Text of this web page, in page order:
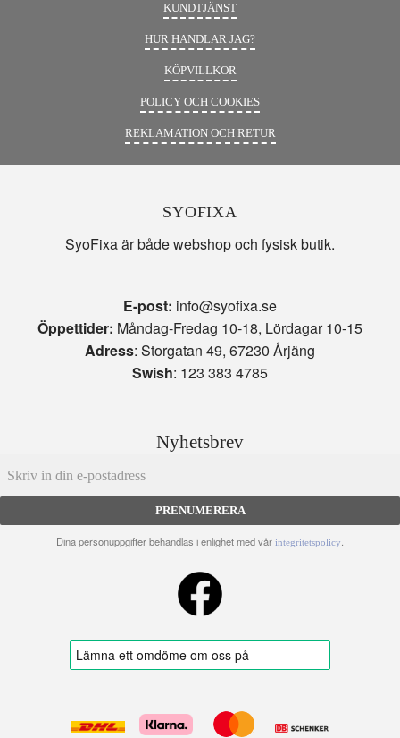
KUNDTJÄNST
HUR HANDLAR JAG?
KÖPVILLKOR
POLICY OCH COOKIES
REKLAMATION OCH RETUR
SYOFIXA
SyoFixa är både webshop och fysisk butik.
E-post: info@syofixa.se
Öppettider: Måndag-Fredag 10-18, Lördagar 10-15
Adress: Storgatan 49, 67230 Årjäng
Swish: 123 383 4785
Nyhetsbrev
PRENUMERERA
Dina personuppgifter behandlas i enlighet med vår integritetspolicy.